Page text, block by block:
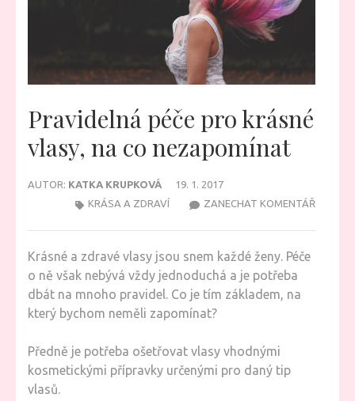
Pravidelná péče pro krásné
vlasy, na co nezapomínat
AUTOR: KATKA KRUPKOVÁ
19. 1. 2017
ZANECHAT KOMENTÁŘNA
KRÁSA A ZDRAVÍ
Krásné a zdravé vlasy jsou snem každé ženy. Péče
o ně však nebývá vždy jednoduchá a je potřeba
dbát na mnoho pravidel. Co je tím základem, na
který bychom neměli zapomínat?
Předně je potřeba ošetřovat vlasy vhodnými
kosmetickými přípravky určenými pro daný tip
vlasů.